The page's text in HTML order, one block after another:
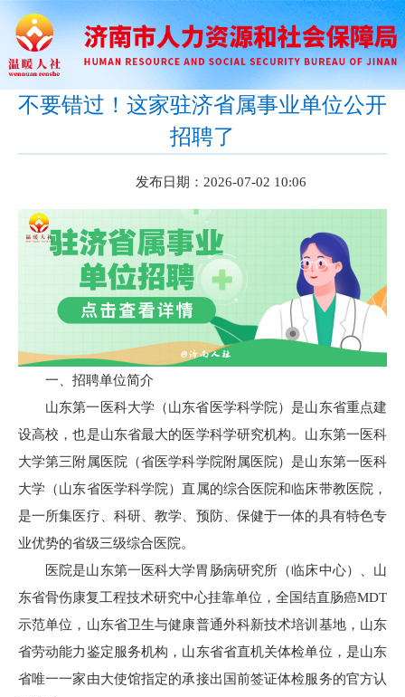
不要错过！这家驻济省属事业单位公开
招聘了
发布日期：2026-07-02 10:06
一、招聘单位简介
山东第一医科大学（山东省医学科学院）是山东省重点建
设高校，也是山东省最大的医学科学研究机构。山东第一医科
大学第三附属医院（省医学科学院附属医院）是山东第一医科
大学（山东省医学科学院）直属的综合医院和临床带教医院，
是一所集医疗、科研、教学、预防、保健于一体的具有特色专
业优势的省级三级综合医院。
医院是山东第一医科大学胃肠病研究所（临床中心）、山
东省骨伤康复工程技术研究中心挂靠单位，全国结直肠癌MDT
示范单位，山东省卫生与健康普通外科新技术培训基地，山东
省劳动能力鉴定服务机构，山东省省直机关体检单位，是山东
省唯一一家由大使馆指定的承接出国前签证体检服务的官方认